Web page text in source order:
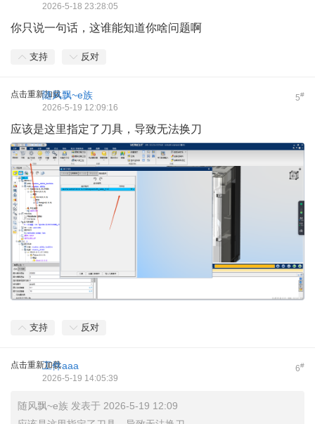
2026-5-18 23:28:05
你只说一句话，这谁能知道你啥问题啊
支持 反对
点击重新加载 5#
随风飘~e族
2026-5-19 12:09:16
应该是这里指定了刀具，导致无法换刀
支持 反对
点击重新加载 6#
工件aaa
2026-5-19 14:05:39
随风飘~e族 发表于 2026-5-19 12:09